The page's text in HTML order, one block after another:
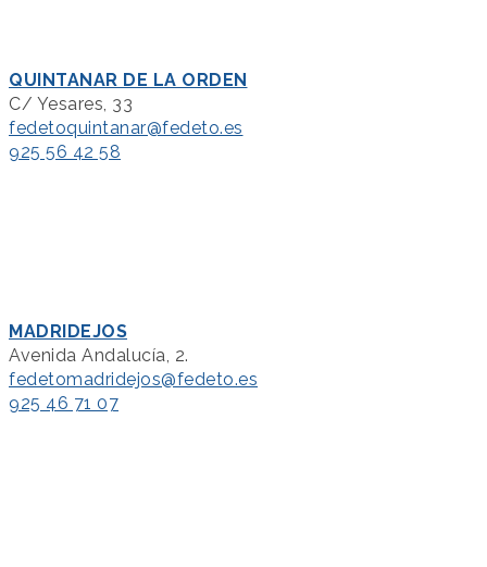
QUINTANAR DE LA ORDEN
C/ Yesares, 33
fedetoquintanar@fedeto.es
925 56 42 58
MADRIDEJOS
Avenida Andalucía, 2.
fedetomadridejos@fedeto.es
925 46 71 07